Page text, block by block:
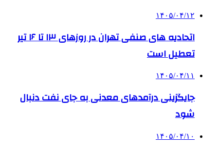
۱۴۰۵/۰۴/۱۲
اتحادیه های صنفی تهران در روزهای ۱۳ تا ۱۶ تیر
تعطیل است
۱۴۰۵/۰۴/۱۱
جایگزینی درآمدهای معدنی به جای نفت دنبال
شود
۱۴۰۵/۰۴/۱۰